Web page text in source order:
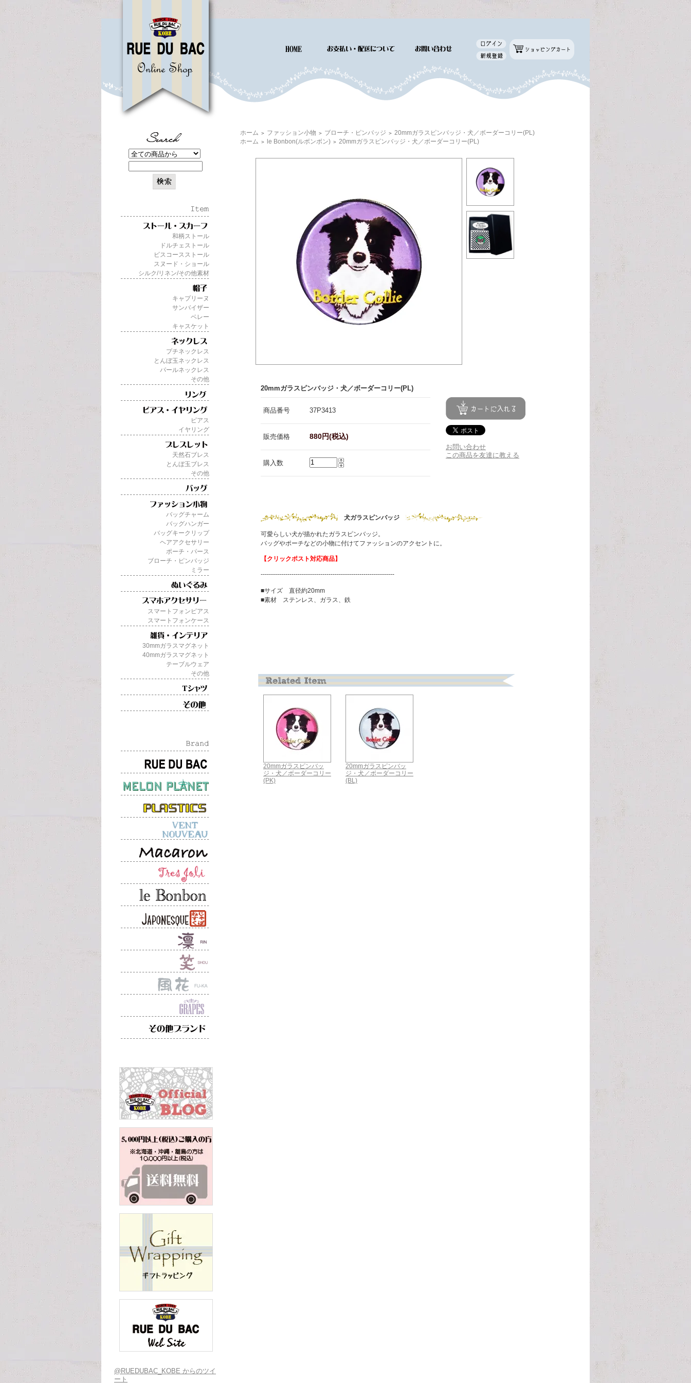
和柄ストール
ドルチェストール
ビスコースストール
スヌード・ショール
シルク/リネン/その他素材
キャプリーヌ
サンバイザー
ベレー
キャスケット
プチネックレス
とんぼ玉ネックレス
パールネックレス
その他
ピアス
イヤリング
天然石ブレス
とんぼ玉ブレス
その他
バッグチャーム
バッグハンガー
バッグキークリップ
ヘアアクセサリー
ポーチ・パース
ブローチ・ピンバッジ
ミラー
スマートフォンピアス
スマートフォンケース
30mmガラスマグネット
40mmガラスマグネット
テーブルウェア
その他
@RUEDUBAC_KOBE からのツイ
ート
ホーム ＞ ファッション小物 ＞ ブローチ・ピンバッジ ＞ 20mmガラスピンバッジ・犬／ボーダーコリー(PL)
ホーム ＞ le Bonbon(ルボンボン) ＞ 20mmガラスピンバッジ・犬／ボーダーコリー(PL)
20mmガラスピンバッジ・犬／ボーダーコリー(PL)
商品番号 37P3413
販売価格 880円(税込)
購入数
お問い合わせ
この商品を友達に教える
犬ガラスピンバッジ
可愛らしい犬が描かれたガラスピンバッジ。
バッグやポーチなどの小物に付けてファッションのアクセントに。
【クリックポスト対応商品】
-----------------------------------------------------------------
■サイズ 直径約20mm
■素材 ステンレス、ガラス、鉄
20mmガラスピンバッ
ジ・犬／ボーダーコリー
(PK)
20mmガラスピンバッ
ジ・犬／ボーダーコリー
(BL)